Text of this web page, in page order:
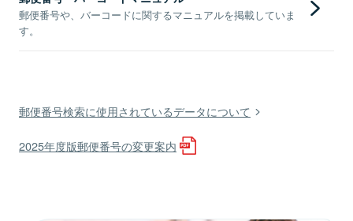
郵便番号や、バーコードに関するマニュアルを掲載していま
す。
郵便番号検索に使用されているデータについて
2025年度版郵便番号の変更案内